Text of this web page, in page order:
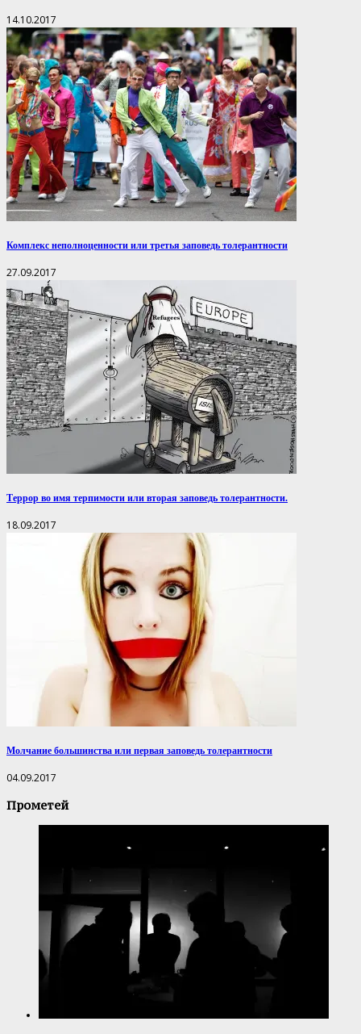
14.10.2017
Комплекс неполноценности или третья заповедь толерантности
27.09.2017
Террор во имя терпимости или вторая заповедь толерантности.
18.09.2017
Молчание большинства или первая заповедь толерантности
04.09.2017
Прометей